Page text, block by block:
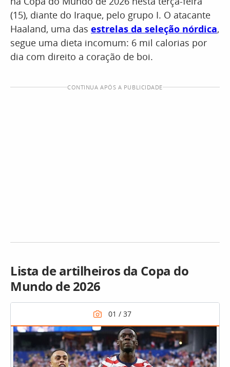
(15), diante do Iraque, pelo grupo I. O atacante
Haaland, uma das estrelas da seleção nórdica,
segue uma dieta incomum: 6 mil calorias por
dia com direito a coração de boi.
CONTINUA APÓS A PUBLICIDADE
Lista de artilheiros da Copa do
Mundo de 2026